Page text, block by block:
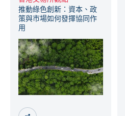
推動綠色創新：資本、政
策與市場如何發揮協同作
用